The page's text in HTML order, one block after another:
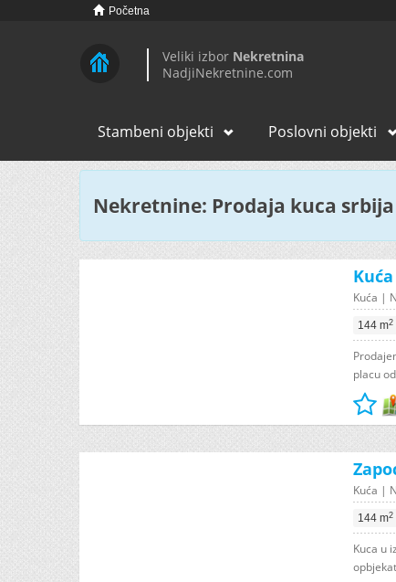
Početna
Veliki izbor Nekretnina
NadjiNekretnine.com
Stambeni objekti Poslovni objekti
Nekretnine: Prodaja kuca srbija
Kuća |
144 m2
placu
Kuća |
144 m2
Kuca u